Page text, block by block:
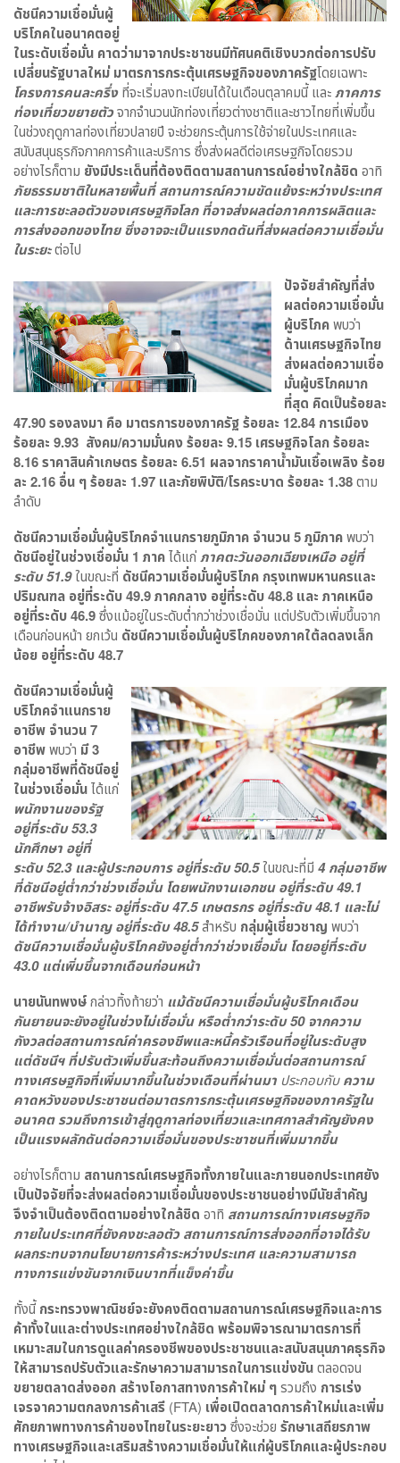
ดัชนีความเชื่อมั่นผู้
บริโภคในอนาคตอยู่
ในระดับเชื่อมั่น คาดว่ามาจากประชาชนมีทัศนคติเชิงบวกต่อการปรับ
เปลี่ยนรัฐบาลใหม่ มาตรการกระตุ้นเศรษฐกิจของภาครัฐโดยเฉพาะ
โครงการคนละครึ่งที่จะเริ่มลงทะเบียนได้ในเดือนตุลาคมนี้ และภาคการ
ท่องเที่ยวขยายตัวจากจำนวนนักท่องเที่ยวต่างชาติและชาวไทยที่เพิ่มขึ้น
ในช่วงฤดูกาลท่องเที่ยวปลายปี จะช่วยกระตุ้นการใช้จ่ายในประเทศและ
สนับสนุนธุรกิจภาคการค้าและบริการ ซึ่งส่งผลดีต่อเศรษฐกิจโดยรวม
อย่างไรก็ตาม ยังมีประเด็นที่ต้องติดตามสถานการณ์อย่างใกล้ชิด อาทิ
ภัยธรรมชาติในหลายพื้นที่ สถานการณ์ความขัดแย้งระหว่างประเทศ
และการชะลอตัวของเศรษฐกิจโลก ที่อาจส่งผลต่อภาคการผลิตและ
การส่งออกของไทย ซึ่งอาจจะเป็นแรงกดดันที่ส่งผลต่อความเชื่อมั่น
ในระยะต่อไป
ปัจจัยสำคัญที่ส่ง
ผลต่อความเชื่อมั่น
ผู้บริโภคพบว่า
ด้านเศรษฐกิจไทย
ส่งผลต่อความเชื่อ
มั่นผู้บริโภคมาก
ที่สุด คิดเป็นร้อยละ
47.90 รองลงมา คือ มาตรการของภาครัฐ ร้อยละ 12.84 การเมือง
ร้อยละ 9.93 สังคม/ความมั่นคง ร้อยละ 9.15 เศรษฐกิจโลก ร้อยละ
8.16 ราคาสินค้าเกษตร ร้อยละ 6.51 ผลจากราคาน้ำมันเชื้อเพลิง ร้อย
ละ 2.16 อื่น ๆ ร้อยละ 1.97 และภัยพิบัติ/โรคระบาด ร้อยละ 1.38ตาม
ลำดับ
ดัชนีความเชื่อมั่นผู้บริโภคจำแนกรายภูมิภาค จำนวน 5 ภูมิภาคพบว่า
ดัชนีอยู่ในช่วงเชื่อมั่น 1 ภาคได้แก่ภาคตะวันออกเฉียงเหนือ อยู่ที่
ระดับ 51.9ในขณะที่ ดัชนีความเชื่อมั่นผู้บริโภค กรุงเทพมหานครและ
ปริมณฑล อยู่ที่ระดับ 49.9 ภาคกลาง อยู่ที่ระดับ 48.8 และ ภาคเหนือ
อยู่ที่ระดับ 46.9ซึ่งแม้อยู่ในระดับต่ำกว่าช่วงเชื่อมั่น แต่ปรับตัวเพิ่มขึ้นจาก
เดือนก่อนหน้า ยกเว้น ดัชนีความเชื่อมั่นผู้บริโภคของภาคใต้ลดลงเล็ก
น้อย อยู่ที่ระดับ 48.7
ดัชนีความเชื่อมั่นผู้
บริโภคจำแนกราย
อาชีพ จำนวน 7
อาชีพพบว่า มี 3
กลุ่มอาชีพที่ดัชนีอยู่
ในช่วงเชื่อมั่นได้แก่
พนักงานของรัฐ
อยู่ที่ระดับ 53.3
นักศึกษา อยู่ที่
ระดับ 52.3 และผู้ประกอบการ อยู่ที่ระดับ 50.5ในขณะที่มี 4 กลุ่มอาชีพ
ที่ดัชนีอยู่ต่ำกว่าช่วงเชื่อมั่น โดยพนักงานเอกชน อยู่ที่ระดับ 49.1
อาชีพรับจ้างอิสระ อยู่ที่ระดับ 47.5 เกษตรกร อยู่ที่ระดับ 48.1 และไม่
ได้ทำงาน/บำนาญ อยู่ที่ระดับ 48.5สำหรับ กลุ่มผู้เชี่ยวชาญ พบว่า
ดัชนีความเชื่อมั่นผู้บริโภคยังอยู่ต่ำกว่าช่วงเชื่อมั่น โดยอยู่ที่ระดับ
43.0 แต่เพิ่มขึ้นจากเดือนก่อนหน้า
นายนันทพงษ์กล่าวทิ้งท้ายว่า แม้ดัชนีความเชื่อมั่นผู้บริโภคเดือน
กันยายนจะยังอยู่ในช่วงไม่เชื่อมั่น หรือต่ำกว่าระดับ 50 จากความ
กังวลต่อสถานการณ์ค่าครองชีพและหนี้ครัวเรือนที่อยู่ในระดับสูง
แต่ดัชนีฯ ที่ปรับตัวเพิ่มขึ้นสะท้อนถึงความเชื่อมั่นต่อสถานการณ์
ทางเศรษฐกิจที่เพิ่มมากขึ้นในช่วงเดือนที่ผ่านมา ประกอบกับความ
คาดหวังของประชาชนต่อมาตรการกระตุ้นเศรษฐกิจของภาครัฐใน
อนาคต รวมถึงการเข้าสู่ฤดูกาลท่องเที่ยวและเทศกาลสำคัญยังคง
เป็นแรงผลักดันต่อความเชื่อมั่นของประชาชนที่เพิ่มมากขึ้น
อย่างไรก็ตาม สถานการณ์เศรษฐกิจทั้งภายในและภายนอกประเทศยัง
เป็นปัจจัยที่จะส่งผลต่อความเชื่อมั่นของประชาชนอย่างมีนัยสำคัญ
จึงจำเป็นต้องติดตามอย่างใกล้ชิด อาทิ สถานการณ์ทางเศรษฐกิจ
ภายในประเทศที่ยังคงชะลอตัว สถานการณ์การส่งออกที่อาจได้รับ
ผลกระทบจากนโยบายการค้าระหว่างประเทศ และความสามารถ
ทางการแข่งขันจากเงินบาทที่แข็งค่าขึ้น
ทั้งนี้ กระทรวงพาณิชย์จะยังคงติดตามสถานการณ์เศรษฐกิจและการ
ค้าทั้งในและต่างประเทศอย่างใกล้ชิด พร้อมพิจารณามาตรการที่
เหมาะสมในการดูแลค่าครองชีพของประชาชนและสนับสนุนภาคธุรกิจ
ให้สามารถปรับตัวและรักษาความสามารถในการแข่งขันตลอดจน
ขยายตลาดส่งออก สร้างโอกาสทางการค้าใหม่ ๆรวมถึง การเร่ง
เจรจาความตกลงการค้าเสรี (FTA) เพื่อเปิดตลาดการค้าใหม่และเพิ่ม
ศักยภาพทางการค้าของไทยในระยะยาวซึ่งจะช่วย รักษาเสถียรภาพ
ทางเศรษฐกิจและเสริมสร้างความเชื่อมั่นให้แก่ผู้บริโภคและผู้ประกอบ